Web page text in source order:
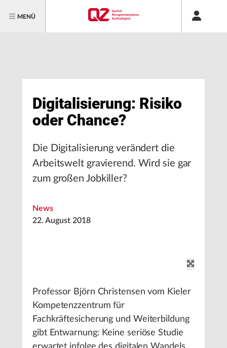
MENÜ
Digitalisierung: Risiko
oder Chance?
Die Digitalisierung verändert die
Arbeitswelt gravierend. Wird sie gar
zum großen Jobkiller?
News
22. August 2018
Professor Björn Christensen vom Kieler
Kompetenzzentrum für
Fachkräftesicherung und Weiterbildung
gibt Entwarnung: Keine seriöse Studie